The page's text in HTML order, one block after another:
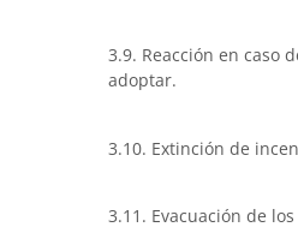
3.9. Reacción en caso
adoptar.
3.10. Extinción de
3.11. Evacuación de